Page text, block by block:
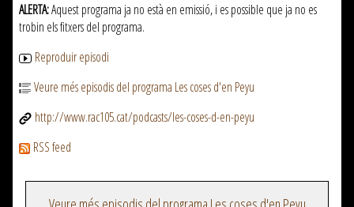
ALERTA:Aquest programa ja no està en emissió, i es possible que ja no es
trobin els fitxers del programa.
Reproduir episodi
Veure més episodis del programa Les coses d'en Peyu
http://www.rac105.cat/podcasts/les-coses-d-en-peyu
RSS feed